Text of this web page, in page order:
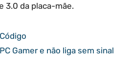
3.0 da placa-mãe.
Gamer e não liga sem sinal